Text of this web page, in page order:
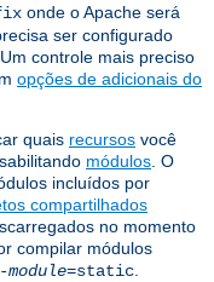
onde o Apache será
ser configurado
controle mais preciso
opções de adicionais do
quais recursos você
módulos . O
incluídos por
compartilhados
no momento
compilar módulos
module=static